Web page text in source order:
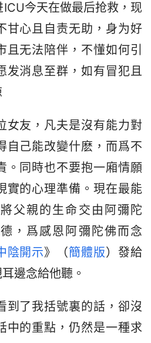
今天在做最后抢救，现
甘心且自责无助，身为好
且无法陪伴，不懂如何引
发消息至群，如有冒犯且
女友，凡夫是沒有能力對
自己能改變什麽，而爲不
。同時也不要抱一廂情願
實的心理準備。現在最能
父親的生命交由阿彌陀
，爲感恩阿彌陀佛而念
陰開示》（簡體版）發給
邊念給他聽。
到了我括號裏的話，卻沒
中的重點，仍然是一種求